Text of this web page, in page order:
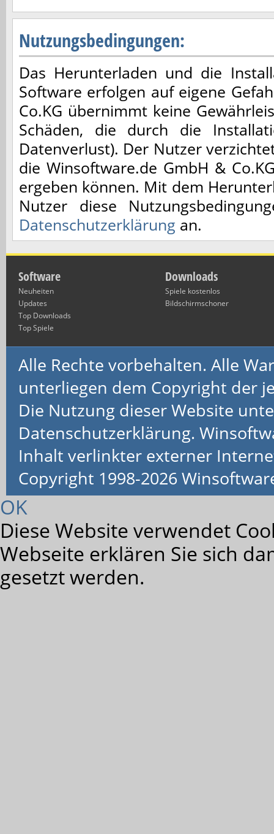
Nutzungsbedingungen:
Das Herunterladen und die
Software erfolgen auf eigene
Co.KG übernimmt keine
Schäden, die durch die
Datenverlust). Der Nutzer
die Winsoftware.de GmbH &
ergeben können. Mit dem
Nutzer diese
Datenschutzerklärung an.
Software
Neuheiten
Updates
Top Downloads
Top Spiele
Downloads
Spiele kostenlos
Bildschirmschoner
Alle Rechte vorbehalten. Alle
unterliegen dem Copyright der
Die Nutzung dieser Website
Datenschutzerklärung.
Inhalt verlinkter externer
Copyright 1998-2026
OK
Diese Website verwendet
Webseite erklären Sie sich
gesetzt werden.